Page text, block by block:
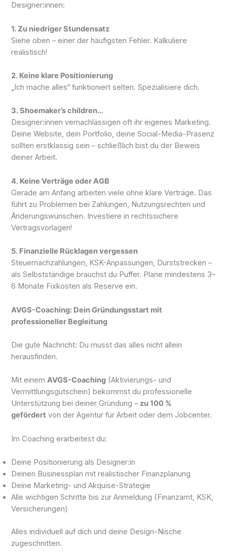
Designer:innen:
1. Zu niedriger Stundensatz
Siehe oben – einer der häufigsten Fehler. Kalkuliere
realistisch!
2. Keine klare Positionierung
„Ich mache alles“ funktioniert selten. Spezialisiere dich.
3. Shoemaker’s children…
Designer:innen vernachlässigen oft ihr eigenes Marketing.
Deine Website, dein Portfolio, deine Social-Media-Präsenz
sollten erstklassig sein – schließlich bist du der Beweis
deiner Arbeit.
4. Keine Verträge oder AGB
Gerade am Anfang arbeiten viele ohne klare Verträge. Das
führt zu Problemen bei Zahlungen, Nutzungsrechten und
Änderungswünschen. Investiere in rechtssichere
Vertragsvorlagen!
5. Finanzielle Rücklagen vergessen
Steuernachzahlungen, KSK-Anpassungen, Durststrecken –
als Selbstständige brauchst du Puffer. Plane mindestens 3–
6 Monate Fixkosten als Reserve ein.
AVGS-Coaching: Dein Gründungsstart mit
professioneller Begleitung
Die gute Nachricht: Du musst das alles nicht allein
herausfinden.
Mit einemAVGS-Coaching (Aktivierungs- und
Vermittlungsgutschein) bekommst du professionelle
Unterstützung bei deiner Gründung – zu 100 %
gefördert von der Agentur für Arbeit oder dem Jobcenter.
Im Coaching erarbeitest du:
Deine Positionierung als Designer:in
Deinen Businessplan mit realistischer Finanzplanung
Deine Marketing- und Akquise-Strategie
Alle wichtigen Schritte bis zur Anmeldung (Finanzamt, KSK,
Versicherungen)
Alles individuell auf dich und deine Design-Nische
zugeschnitten.